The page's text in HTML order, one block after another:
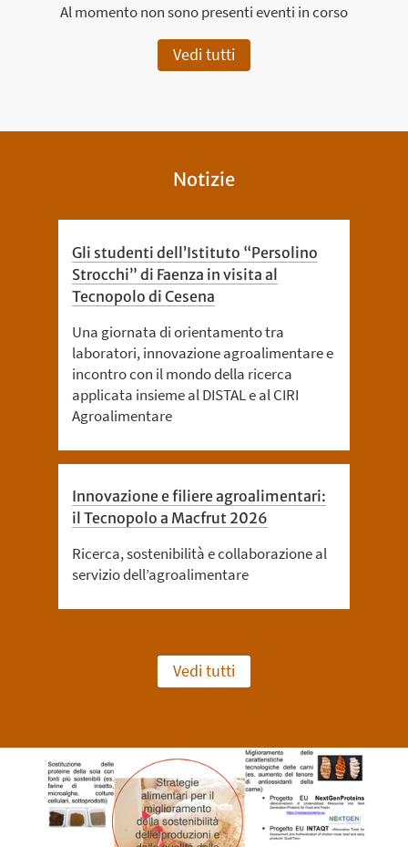
Al momento non sono presenti eventi in corso
Vedi tutti
Notizie
Gli studenti dell’Istituto “Persolino
Strocchi” di Faenza in visita al
Tecnopolo di Cesena
Una giornata di orientamento tra
laboratori, innovazione agroalimentare e
incontro con il mondo della ricerca
applicata insieme al DISTAL e al CIRI
Agroalimentare
Innovazione e filiere agroalimentari:
il Tecnopolo a Macfrut 2026
Ricerca, sostenibilità e collaborazione al
servizio dell’agroalimentare
Vedi tutti